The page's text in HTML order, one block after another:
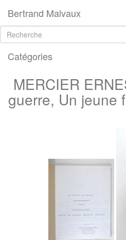
Bertrand Malvaux
Catégories
MERCIER
guerre, Un jeune